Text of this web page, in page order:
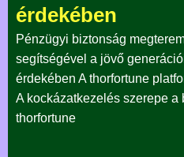
érdekében
Pénzügyi biztonság
segítségével a jövő
érdekében A thorfortune
A kockázatkezelés szerepe a
thorfortune